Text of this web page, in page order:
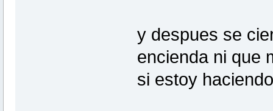
y despues se
encienda ni que
si estoy